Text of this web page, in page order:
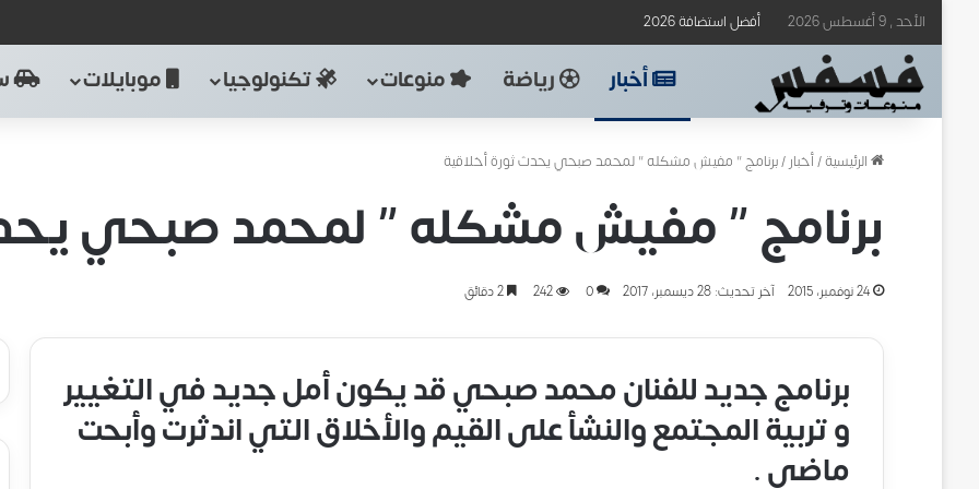
الأحد , 9 أغسطس 2026 أفضل استضافة 2026
أخبار رياضة منوعات تكنولوجيا موبايلات
الرئيسية/أخبار/برنامج ” مفيش مشكله ” لمحمد صبحي يحدث ثورة أخلاقية
برنامج ” مفيش مشكله ” لمحمد صبحي
24 نوفمبر، 2015 آخر تحديث: 28 ديسمبر، 2017 0
242 2 دقائق
برنامج جديد للفنان محمد صبحي قد يكون أمل جديد في التغيير
و تربية المجتمع والنشأ على القيم والأخلاق التي اندثرت وأبحت
ماضي .